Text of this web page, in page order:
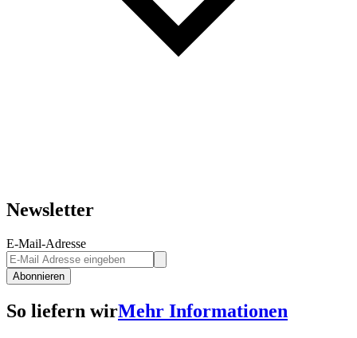
Newsletter
E-Mail-Adresse
Abonnieren
So liefern wirMehr Informationen